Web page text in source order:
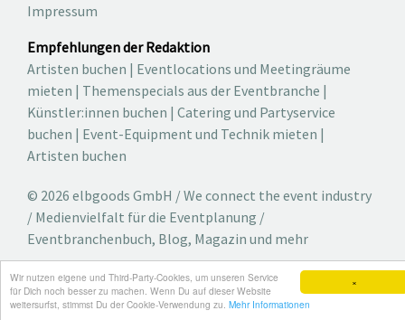
×
Wir nutzen eigene und Third-Party-Cookies, um unseren Service
für Dich noch besser zu machen. Wenn Du auf dieser Website
weitersurfst, stimmst Du der Cookie-Verwendung zu. Mehr Informationen
Impressum
Empfehlungen der Redaktion
Artisten buchen | Eventlocations und Meetingräume
mieten | Themenspecials aus der Eventbranche |
Künstler:innen buchen | Catering und Partyservice
buchen | Event-Equipment und Technik mieten |
Artisten buchen
© 2026 elbgoods GmbH / We connect the event industry
/ Medienvielfalt für die Eventplanung /
Eventbranchenbuch, Blog, Magazin und mehr